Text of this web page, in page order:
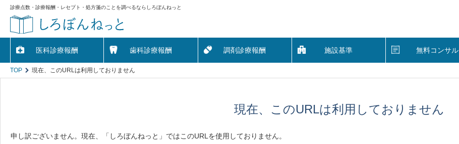
診療点数・診療報酬・レセプト・処方箋のことを調べるならしろぼんねっと
医科診療報酬 歯科診療報酬 調剤診療報酬 施設基準 無料コンサル
TOP 現在、このURLは利用しておりません
現在、このURLは利用しておりません
申し訳ございません。現在、「しろぼんねっと」ではこのURLを使用しておりません。